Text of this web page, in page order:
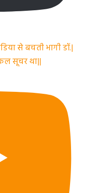
से बचती भागी डॉ.|
सूचर था||